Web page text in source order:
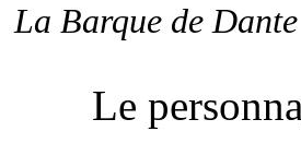
La Barque de
Le